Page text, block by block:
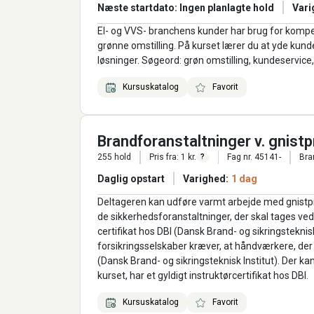
Næste startdato: Ingen planlagte hold
El- og VVS- branchens kunder har brug for
grønne omstilling. På kurset lærer du at yde
løsninger. Søgeord: grøn omstilling,
Kursuskatalog Favorit
Brandforanstaltninger v.
255 hold Pris fra: 1 kr. ? Fag nr. 45141-
Daglig opstart Varighed: 1 dag
Deltageren kan udføre varmt arbejde med
de sikkerhedsforanstaltninger, der skal tages
certifikat hos DBI (Dansk Brand- og
forsikringsselskaber kræver, at håndværkere,
(Dansk Brand- og sikringsteknisk Institut). Der
kurset, har et gyldigt instruktørcertifikat hos DBI.
Kursuskatalog Favorit